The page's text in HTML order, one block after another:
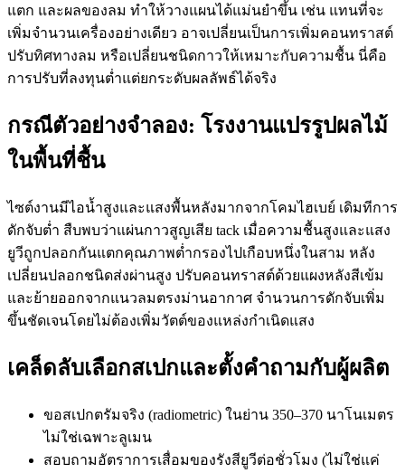
แตก และผลของลม ทำให้วางแผนได้แม่นยำขึ้น เช่น แทนที่จะ
เพิ่มจำนวนเครื่องอย่างเดียว อาจเปลี่ยนเป็นการเพิ่มคอนทราสต์
ปรับทิศทางลม หรือเปลี่ยนชนิดกาวให้เหมาะกับความชื้น นี่คือ
การปรับที่ลงทุนต่ำแต่ยกระดับผลลัพธ์ได้จริง
กรณีตัวอย่างจำลอง: โรงงานแปรรูปผลไม้
ในพื้นที่ชื้น
ไซต์งานมีไอน้ำสูงและแสงพื้นหลังมากจากโคมไฮเบย์ เดิมทีการ
ดักจับต่ำ สืบพบว่าแผ่นกาวสูญเสีย tack เมื่อความชื้นสูงและแสง
ยูวีถูกปลอกกันแตกคุณภาพต่ำกรองไปเกือบหนึ่งในสาม หลัง
เปลี่ยนปลอกชนิดส่งผ่านสูง ปรับคอนทราสต์ด้วยแผงหลังสีเข้ม
และย้ายออกจากแนวลมตรงม่านอากาศ จำนวนการดักจับเพิ่ม
ขึ้นชัดเจนโดยไม่ต้องเพิ่มวัตต์ของแหล่งกำเนิดแสง
เคล็ดลับเลือกสเปกและตั้งคำถามกับผู้ผลิต
ขอสเปกตรัมจริง (radiometric) ในย่าน 350–370 นาโนเมตร
ไม่ใช่เฉพาะลูเมน
สอบถามอัตราการเสื่อมของรังสียูวีต่อชั่วโมง (ไม่ใช่แค่